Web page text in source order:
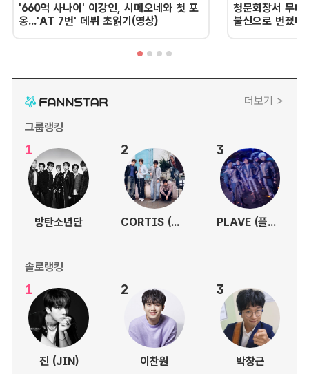
'660억 사나이' 이강인, 시메오네와 첫 포
옹...'AT 7번' 데뷔 초읽기(영상)
청문회장서 무너
불신으로 번졌
더보기 >
그룹랭킹
1
방탄소년단
2
CORTIS (코르티스)
3
PLAVE (플레이브)
솔로랭킹
1
진 (JIN)
2
이찬원
3
박창근